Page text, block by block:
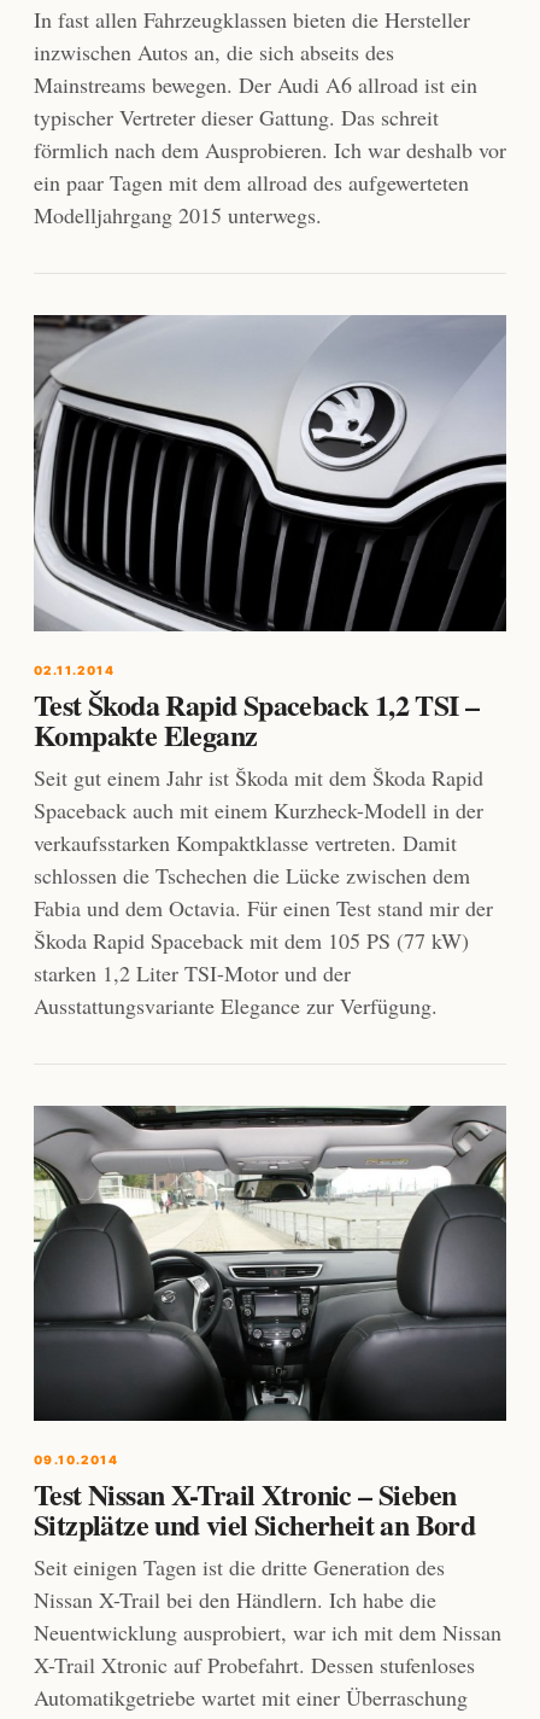
In fast allen Fahrzeugklassen bieten die Hersteller
inzwischen Autos an, die sich abseits des
Mainstreams bewegen. Der Audi A6 allroad ist ein
typischer Vertreter dieser Gattung. Das schreit
förmlich nach dem Ausprobieren. Ich war deshalb vor
ein paar Tagen mit dem allroad des aufgewerteten
Modelljahrgang 2015 unterwegs.
02.11.2014
Test Škoda Rapid Spaceback 1,2 TSI –
Kompakte Eleganz
Seit gut einem Jahr ist Škoda mit dem Škoda Rapid
Spaceback auch mit einem Kurzheck-Modell in der
verkaufsstarken Kompaktklasse vertreten. Damit
schlossen die Tschechen die Lücke zwischen dem
Fabia und dem Octavia. Für einen Test stand mir der
Škoda Rapid Spaceback mit dem 105 PS (77 kW)
starken 1,2 Liter TSI-Motor und der
Ausstattungsvariante Elegance zur Verfügung.
09.10.2014
Test Nissan X-Trail Xtronic – Sieben
Sitzplätze und viel Sicherheit an Bord
Seit einigen Tagen ist die dritte Generation des
Nissan X-Trail bei den Händlern. Ich habe die
Neuentwicklung ausprobiert, war ich mit dem Nissan
X-Trail Xtronic auf Probefahrt. Dessen stufenloses
Automatikgetriebe wartet mit einer Überraschung